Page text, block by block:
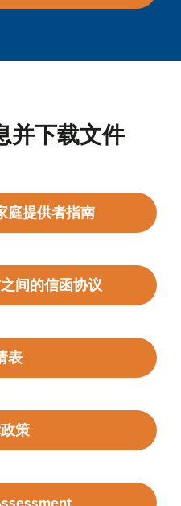
并下载文件
庭提供者指南
间的信函协议
表
策